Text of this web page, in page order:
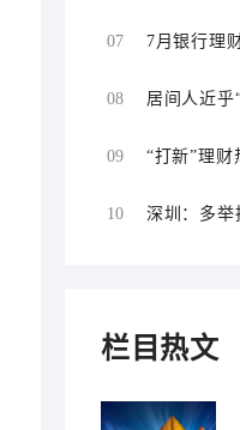
07
7月银行理
08
居间人近乎
09
“打新”理财
10
深圳：多举
栏目热文